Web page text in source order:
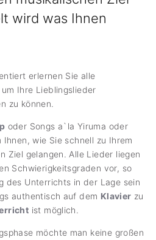
wird was Ihnen
erlernen Sie alle
Ihre Lieblingslieder
zu können.
oder Songs a`la Yiruma oder
wie Sie schnell zu Ihrem
Ziel gelangen. Alle Lieder liegen
Schwierigkeitsgraden vor, so
des Unterrichts in der Lage sein
authentisch auf dem Klavier zu
ist möglich.
möchte man keine großen